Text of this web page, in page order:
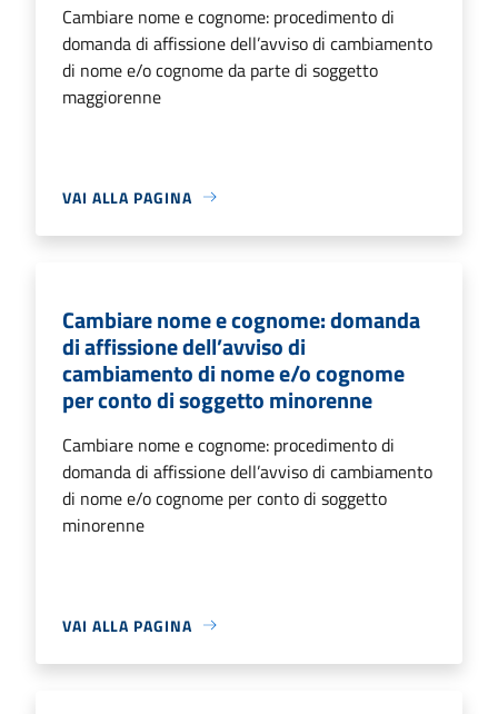
Cambiare nome e cognome: procedimento di
domanda di affissione dell’avviso di cambiamento
di nome e/o cognome da parte di soggetto
maggiorenne
VAI ALLA PAGINA
Cambiare nome e cognome: domanda
di affissione dell’avviso di
cambiamento di nome e/o cognome
per conto di soggetto minorenne
Cambiare nome e cognome: procedimento di
domanda di affissione dell’avviso di cambiamento
di nome e/o cognome per conto di soggetto
minorenne
VAI ALLA PAGINA